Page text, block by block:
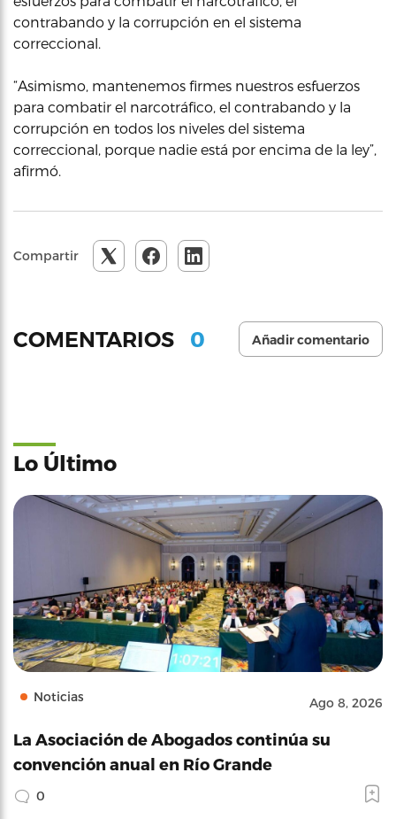
contrabando y la corrupción en el sistema
correccional.
“Asimismo, mantenemos firmes nuestros esfuerzos
para combatir el narcotráfico, el contrabando y la
corrupción en todos los niveles del sistema
correccional, porque nadie está por encima de la ley”,
afirmó.
Compartir
COMENTARIOS 0 Añadir comentario
Lo Último
Noticias Ago 8, 2026
La Asociación de Abogados continúa su
convención anual en Río Grande
0